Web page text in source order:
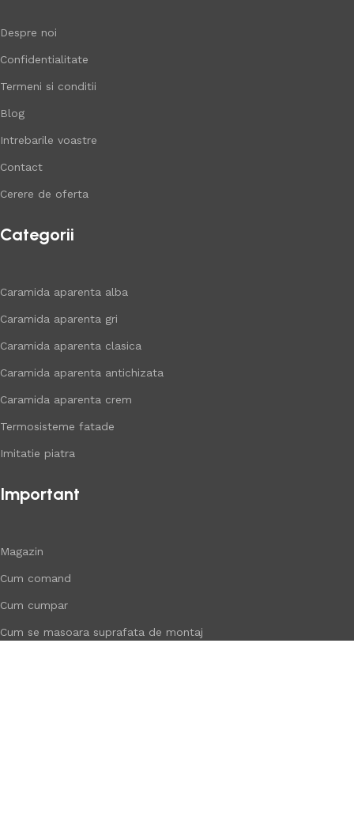
Despre noi
Confidentialitate
Termeni si conditii
Blog
Intrebarile voastre
Contact
Cerere de oferta
Categorii
Caramida aparenta alba
Caramida aparenta gri
Caramida aparenta clasica
Caramida aparenta antichizata
Caramida aparenta crem
Termosisteme fatade
Imitatie piatra
Important
Magazin
Cum comand
Cum cumpar
Cum se masoara suprafata de montaj